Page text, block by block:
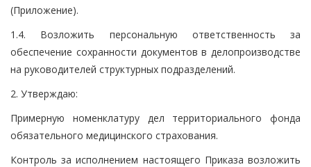
(Приложение).
1.4. Возложить персональную ответственность за
обеспечение сохранности документов в делопроизводстве
на руководителей структурных подразделений.
2. Утверждаю:
Примерную номенклатуру дел территориального фонда
обязательного медицинского страхования.
Контроль за исполнением настоящего Приказа возложить